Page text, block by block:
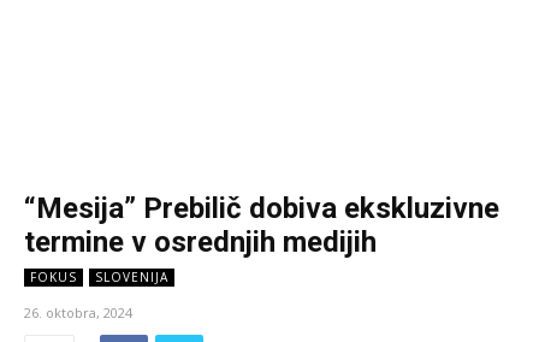
“Mesija” Prebilič dobiva ekskluzivne
termine v osrednjih medijih
FOKUS SLOVENIJA
26. oktobra, 2024